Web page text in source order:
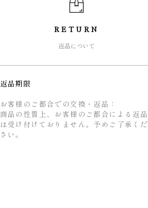
RETURN
返品について
返品期限
お客様のご都合での交換・返品：
商品の性質上、お客様のご都合による返品
は受け付けておりません。予めご了承くだ
さい。